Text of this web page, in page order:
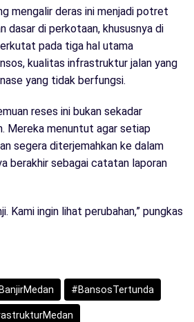
mengalir deras ini menjadi potret
dasar di perkotaan, khususnya di
pada tiga hal utama
kualitas infrastruktur jalan yang
yang tidak berfungsi.
reses ini bukan sekadar
Mereka menuntut agar setiap
segera diterjemahkan ke dalam
berakhir sebagai catatan laporan
Kami ingin lihat perubahan,” pungkas
#BansosTertunda